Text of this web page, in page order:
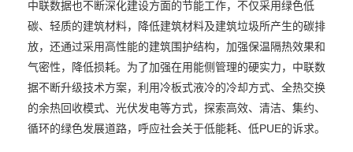
中联数据也不断深化建设方面的节能工作，不仅采用绿色低
碳、轻质的建筑材料，降低建筑材料及建筑垃圾所产生的碳排
放，还通过采用高性能的建筑围护结构，加强保温隔热效果和
气密性，降低损耗。为了加强在用能侧管理的硬实力，中联数
据不断升级技术方案，利用冷板式液冷的冷却方式、全热交换
的余热回收模式、光伏发电等方式，探索高效、清洁、集约、
循环的绿色发展道路，呼应社会关于低能耗、低PUE的诉求。